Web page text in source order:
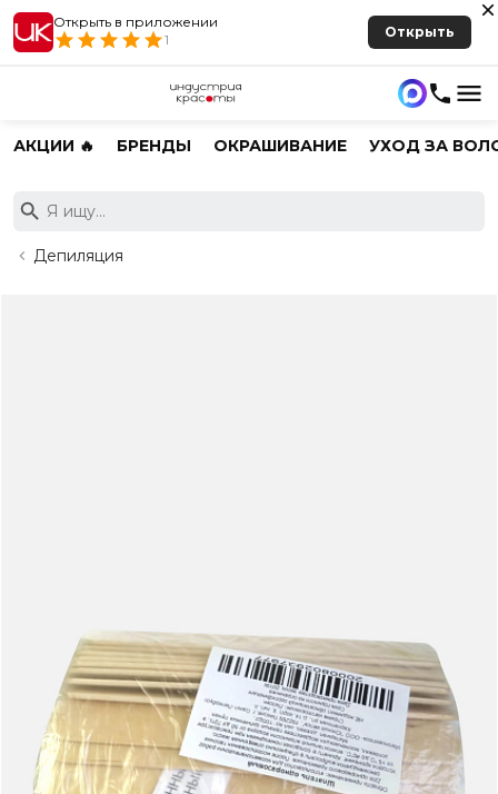
Открыть в приложении
1
Открыть
АКЦИИ 🔥 БРЕНДЫ ОКРАШИВАНИЕ УХОД ЗА
Депиляция